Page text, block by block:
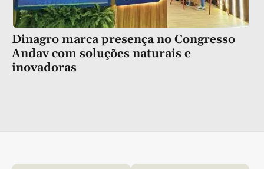
Dinagro marca presença no Congresso
Andav com soluções naturais e
inovadoras